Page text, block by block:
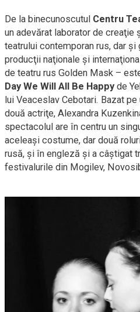
De la binecunoscutul Centru
un adevărat laborator de
teatrului contemporan rus, dar şi
producţii naţionale şi
de teatru rus Golden Mask –
Day We Will All Be Happyde
lui Veaceslav Cebotari. Bazat
două actriţe, Alexandra
spectacolul are în centru un
aceleaşi costume, dar două
rusă, şi în engleză şi a câştigat
festivalurile din Mogilev,